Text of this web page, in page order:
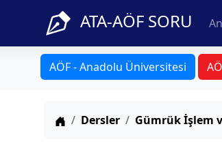
ATA-AÖF SORU
AÖF - Anadolu Üniversitesi
Anasayfa
Dersler Gümrük İşlem